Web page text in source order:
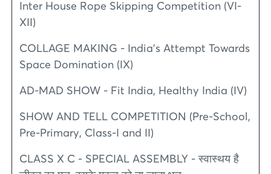
Inter House Rope Skipping Competition (VI-
XII)
COLLAGE MAKING - India’s Attempt Towards
Space Domination (IX)
AD-MAD SHOW - Fit India, Healthy India (IV)
SHOW AND TELL COMPETITION (Pre-School,
Pre-Primary, Class-I and II)
CLASS X C - SPECIAL ASSEMBLY - स्वास्थय है